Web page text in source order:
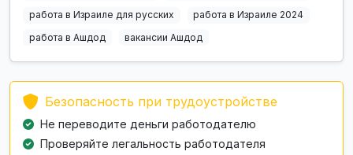
работа в Израиле для русских
работа в Израиле 2024
работа в Ашдод
вакансии Ашдод
Безопасность при трудоустройстве
Не переводите деньги работодателю
Проверяйте легальность работодателя